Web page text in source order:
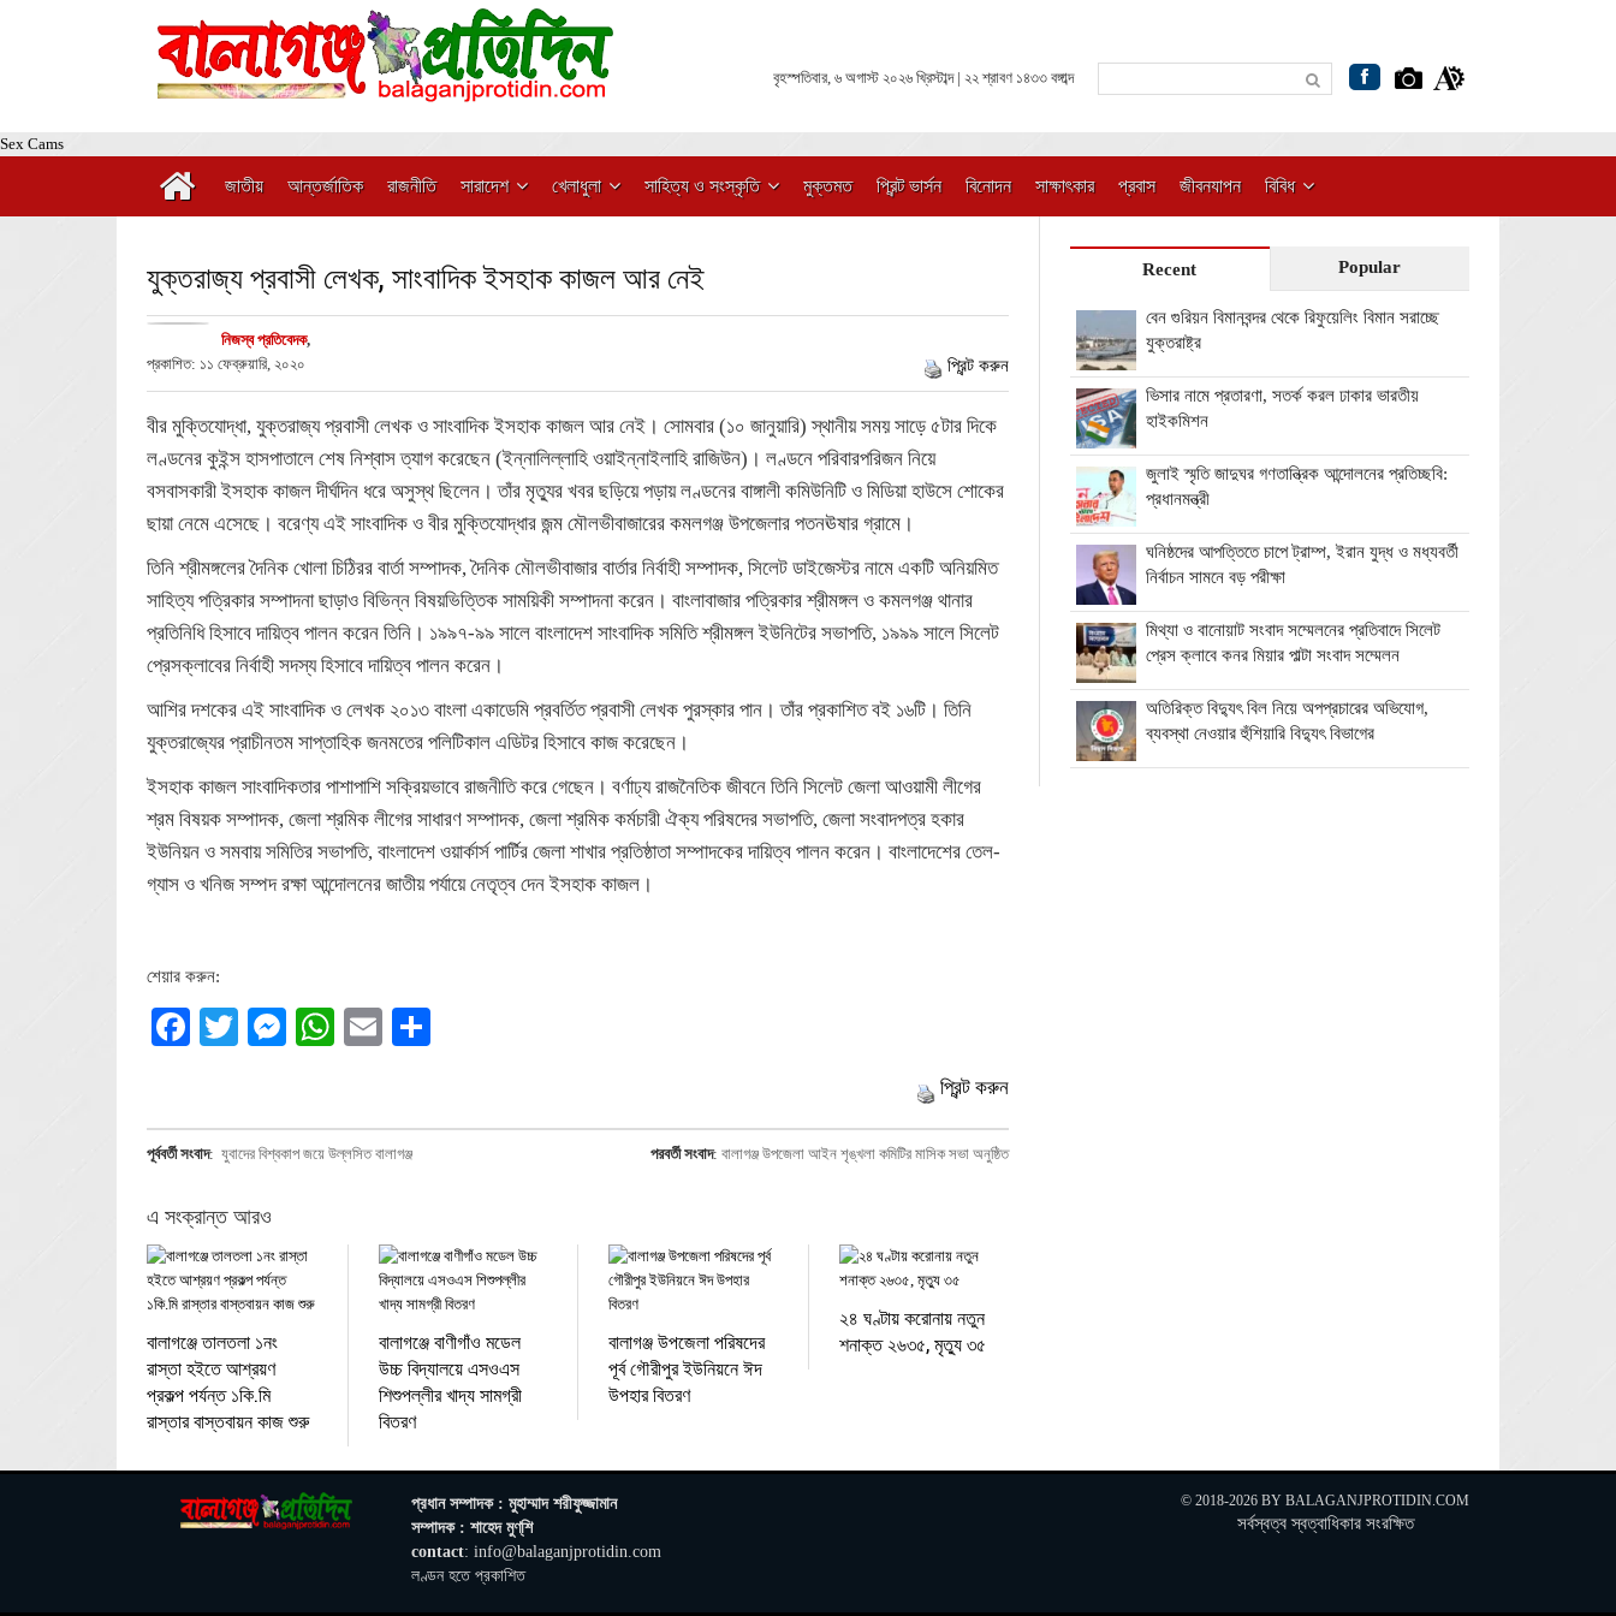
বৃহস্পতিবার, ৬ অগাস্ট ২০২৬ খ্রিস্টাব্দ | ২২ শ্রাবণ ১৪৩৩ বঙ্গাব্দ
Sex Cams
জাতীয় আন্তর্জাতিক রাজনীতি সারাদেশ খেলাধুলা সাহিত্য ও সংস্কৃতি মুক্তমত প্রিন্ট ভার্সন বিনোদন সাক্ষাৎকার প্রবাস জীবনযাপন বিবিধ
যুক্তরাজ্য প্রবাসী লেখক, সাংবাদিক ইসহাক কাজল আর নেই
নিজস্ব প্রতিবেদক,
প্রকাশিত: ১১ ফেব্রুয়ারি, ২০২০
প্রিন্ট করুন
বীর মুক্তিযোদ্ধা, যুক্তরাজ্য প্রবাসী লেখক ও সাংবাদিক ইসহাক কাজল আর নেই। সোমবার (১০ জানুয়ারি) স্থানীয় সময় সাড়ে ৫টার দিকে
লণ্ডনের কুইন্স হাসপাতালে শেষ নিশ্বাস ত্যাগ করেছেন (ইন্নালিল্লাহি ওয়াইন্নাইলাহি রাজিউন)। লণ্ডনে পরিবারপরিজন নিয়ে
বসবাসকারী ইসহাক কাজল দীর্ঘদিন ধরে অসুস্থ ছিলেন। তাঁর মৃত্যুর খবর ছড়িয়ে পড়ায় লণ্ডনের বাঙ্গালী কমিউনিটি ও মিডিয়া হাউসে শোকের
ছায়া নেমে এসেছে। বরেণ্য এই সাংবাদিক ও বীর মুক্তিযোদ্ধার জন্ম মৌলভীবাজারের কমলগঞ্জ উপজেলার পতনঊষার গ্রামে।
তিনি শ্রীমঙ্গলের দৈনিক খোলা চিঠিরর বার্তা সম্পাদক, দৈনিক মৌলভীবাজার বার্তার নির্বাহী সম্পাদক, সিলেট ডাইজেস্টর নামে একটি অনিয়মিত
সাহিত্য পত্রিকার সম্পাদনা ছাড়াও বিভিন্ন বিষয়ভিত্তিক সাময়িকী সম্পাদনা করেন। বাংলাবাজার পত্রিকার শ্রীমঙ্গল ও কমলগঞ্জ থানার
প্রতিনিধি হিসাবে দায়িত্ব পালন করেন তিনি। ১৯৯৭-৯৯ সালে বাংলাদেশ সাংবাদিক সমিতি শ্রীমঙ্গল ইউনিটের সভাপতি, ১৯৯৯ সালে সিলেট
প্রেসক্লাবের নির্বাহী সদস্য হিসাবে দায়িত্ব পালন করেন।
আশির দশকের এই সাংবাদিক ও লেখক ২০১৩ বাংলা একাডেমি প্রবর্তিত প্রবাসী লেখক পুরস্কার পান। তাঁর প্রকাশিত বই ১৬টি। তিনি
যুক্তরাজ্যের প্রাচীনতম সাপ্তাহিক জনমতের পলিটিকাল এডিটর হিসাবে কাজ করেছেন।
ইসহাক কাজল সাংবাদিকতার পাশাপাশি সক্রিয়ভাবে রাজনীতি করে গেছেন। বর্ণাঢ্য রাজনৈতিক জীবনে তিনি সিলেট জেলা আওয়ামী লীগের
শ্রম বিষয়ক সম্পাদক, জেলা শ্রমিক লীগের সাধারণ সম্পাদক, জেলা শ্রমিক কর্মচারী ঐক্য পরিষদের সভাপতি, জেলা সংবাদপত্র হকার
ইউনিয়ন ও সমবায় সমিতির সভাপতি, বাংলাদেশ ওয়ার্কার্স পার্টির জেলা শাখার প্রতিষ্ঠাতা সম্পাদকের দায়িত্ব পালন করেন। বাংলাদেশের তেল-
গ্যাস ও খনিজ সম্পদ রক্ষা আন্দোলনের জাতীয় পর্যায়ে নেতৃত্ব দেন ইসহাক কাজল।
শেয়ার করুন:
Facebook
TwitterMessenger
WhatsApp
Email
প্রিন্ট করুন
পূর্ববর্তী সংবাদ: যুবাদের বিশ্বকাপ জয়ে উল্লসিত বালাগঞ্জ পরবর্তী সংবাদ: বালাগঞ্জ উপজেলা আইন শৃঙ্খলা কমিটির মাসিক সভা অনুষ্ঠিত
এ সংক্রান্ত আরও
বালাগঞ্জে তালতলা ১নং
রাস্তা হইতে আশ্রয়ণ
প্রকল্প পর্যন্ত ১কি.মি
রাস্তার বাস্তবায়ন কাজ শুরু
বালাগঞ্জে বাণীগাঁও মডেল
উচ্চ বিদ্যালয়ে এসওএস
শিশুপল্লীর খাদ্য সামগ্রী
বিতরণ
বালাগঞ্জ উপজেলা পরিষদের
পূর্ব গৌরীপুর ইউনিয়নে ঈদ
উপহার বিতরণ
২৪ ঘণ্টায় করোনায় নতুন
শনাক্ত ২৬৩৫, মৃত্যু ৩৫
Recent Popular
বেন গুরিয়ন বিমানবন্দর থেকে রিফুয়েলিং বিমান সরাচ্ছে
যুক্তরাষ্ট্র
ভিসার নামে প্রতারণা, সতর্ক করল ঢাকার ভারতীয়
হাইকমিশন
জুলাই স্মৃতি জাদুঘর গণতান্ত্রিক আন্দোলনের প্রতিচ্ছবি:
প্রধানমন্ত্রী
ঘনিষ্ঠদের আপত্তিতে চাপে ট্রাম্প, ইরান যুদ্ধ ও মধ্যবর্তী
নির্বাচন সামনে বড় পরীক্ষা
মিথ্যা ও বানোয়াট সংবাদ সম্মেলনের প্রতিবাদে সিলেট
প্রেস ক্লাবে কনর মিয়ার পাল্টা সংবাদ সম্মেলন
অতিরিক্ত বিদ্যুৎ বিল নিয়ে অপপ্রচারের অভিযোগ,
ব্যবস্থা নেওয়ার হুঁশিয়ারি বিদ্যুৎ বিভাগের
প্রধান সম্পাদক : মুহাম্মাদ শরীফুজ্জামান
সম্পাদক : শাহেদ মুণ্‌শি
contact: info@balaganjprotidin.com
লণ্ডন হতে প্রকাশিত
© 2018-2026 BY BALAGANJPROTIDIN.COM
সর্বস্বত্ব স্বত্বাধিকার সংরক্ষিত